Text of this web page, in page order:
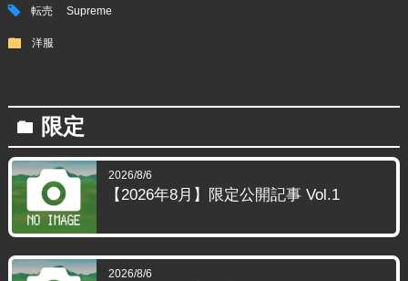
tag 転売 Supreme
folder 洋服
folder 限定
2026/8/6
【2026年8月】限定公開記事 Vol.1
2026/8/6